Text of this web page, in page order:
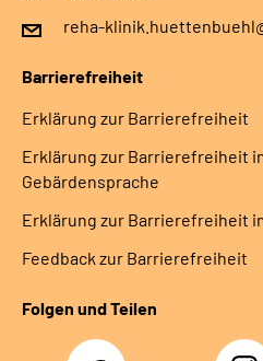
reha-
Barrierefreiheit
Erklärung zur Barrierefreiheit
Erklärung zur Barrierefreiheit
Gebärdensprache
Erklärung zur Barrierefreiheit
Feedback zur Barrierefreiheit
Folgen und Teilen
Facebook